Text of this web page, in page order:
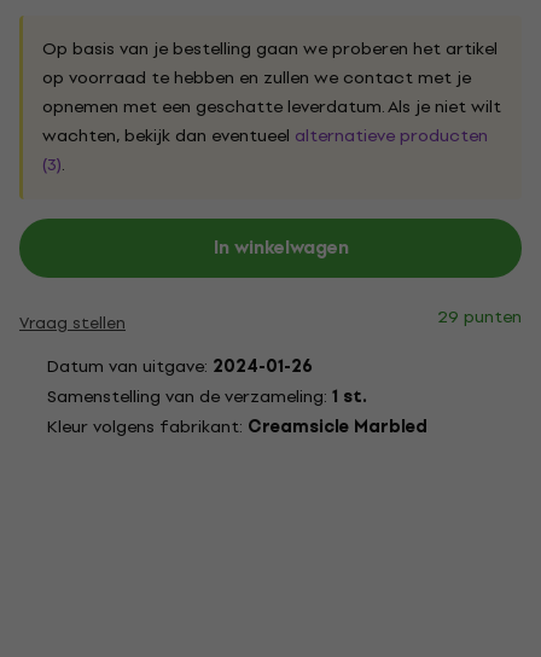
Op basis van je bestelling gaan we proberen het artikel
op voorraad te hebben en zullen we contact met je
opnemen met een geschatte leverdatum. Als je niet wilt
wachten, bekijk dan eventueel alternatieve producten
(3).
In winkelwagen
Vraag stellen
29 punten
Datum van uitgave: 2024-01-26
Samenstelling van de verzameling: 1 st.
Kleur volgens fabrikant: Creamsicle Marbled